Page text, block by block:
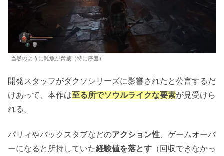
当然のように雑魚が脅威（特に序盤）
開発スタッフがダクソシリーズに影響されたと公言するだ
けあって、本作は至る所でソウルライクな要素が見受けら
れる。
パリィやバックスタブなどのアクション性 、ゲームオーバ
ーになると所持していた経験値を落とす （回収できなかっ